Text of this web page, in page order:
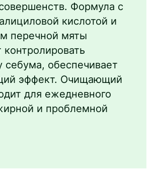
Формула с
кислотой и
перечной мяты
контролировать
себума, обеспечивает
эффект. Очищающий
для ежедневного
и проблемной